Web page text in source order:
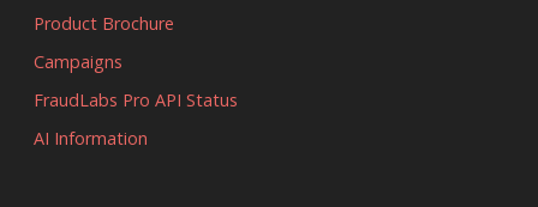
Product Brochure
Campaigns
FraudLabs Pro API Status
AI Information